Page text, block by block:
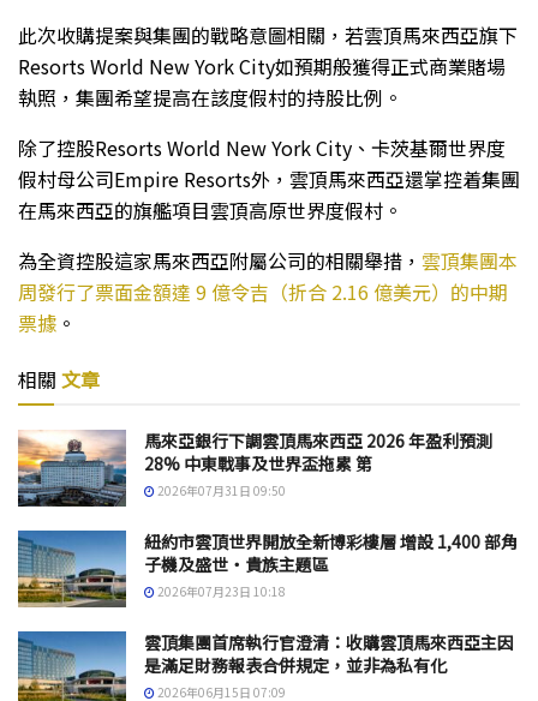
此次收購提案與集團的戰略意圖相關，若雲頂馬來西亞旗下
Resorts World New York City如預期般獲得正式商業賭場
執照，集團希望提高在該度假村的持股比例。
除了控股Resorts World New York City、卡茨基爾世界度
假村母公司Empire Resorts外，雲頂馬來西亞還掌控着集團
在馬來西亞的旗艦項目雲頂高原世界度假村。
為全資控股這家馬來西亞附屬公司的相關舉措， 雲頂集團本
周發行了票面金額達 9 億令吉（折合 2.16 億美元）的中期
票據 。
相關 文章
馬來亞銀行下調雲頂馬來西亞 2026 年盈利預測
28% 中東戰事及世界盃拖累 第
2026年07月31日 09:50
紐約市雲頂世界開放全新博彩樓層 增設 1,400 部角
子機及盛世・貴族主題區
2026年07月23日 10:18
雲頂集團首席執行官澄清：收購雲頂馬來西亞主因
是滿足財務報表合併規定，並非為私有化
2026年06月15日 07:09